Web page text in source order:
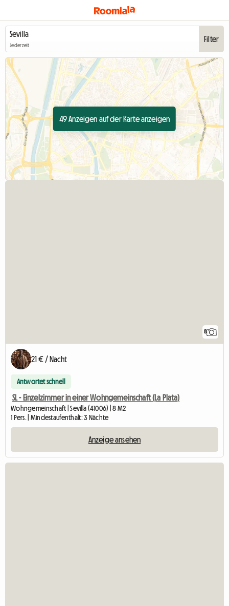
Jederzeit
Filter
49 Anzeigen auf der Karte anzeigen
8
21 € / Nacht
Antwortet schnell
SL - Einzelzimmer in einer Wohngemeinschaft (La Plata)
Wohngemeinschaft | Sevilla (41006) | 8 M2
1 Pers. | Mindestaufenthalt: 3 Nächte
Anzeige ansehen